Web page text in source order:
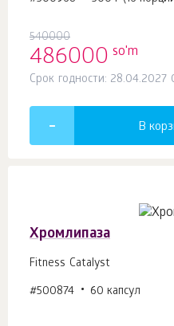
540000
486000 so'm
Срок годности:
В
Хромлипаза
Fitness Catalyst
#500874 60 капсул